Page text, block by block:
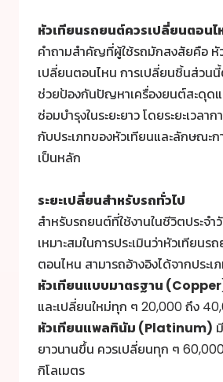
หัวเทียนรถยนต์ควรเปลี่ยนตอนไ
คำถามสำคัญที่ผู้ใช้รถมักสงสัยคือ หั
เปลี่ยนตอนไหน การเปลี่ยนชิ้นส่วน
ช่วยป้องกันปัญหาเครื่องยนต์สะดุดแ
ซ่อมบำรุงในระยะยาว โดยระยะเวลา
กับประเภทของหัวเทียนและลักษณะ
เป็นหลัก
ระยะเปลี่ยนสำหรับรถทั่วไป
สำหรับรถยนต์ที่ใช้งานในชีวิตประจำ
เหมาะสมในการประเมินว่าหัวเทียน
ตอนไหน สามารถอ้างอิงได้จากประเ
หัวเทียนแบบมาตรฐาน
และเปลี่ยนใหม่ทุก ๆ 20,000 ถึง
หัวเทียนแพลทินัม (Platinum)
ยาวนานขึ้น ควรเปลี่ยนทุก ๆ
กิโลเมตร